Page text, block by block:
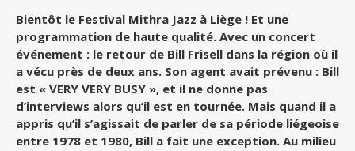
Bientôt le Festival Mithra Jazz à Liège ! Et une
programmation de haute qualité. Avec un concert
événement : le retour de Bill Frisell dans la région où il
a vécu près de deux ans. Son agent avait prévenu : Bill
est « VERY VERY BUSY », et il ne donne pas
d’interviews alors qu’il est en tournée. Mais quand il a
appris qu’il s’agissait de parler de sa période liégeoise
entre 1978 et 1980, Bill a fait une exception. Au milieu